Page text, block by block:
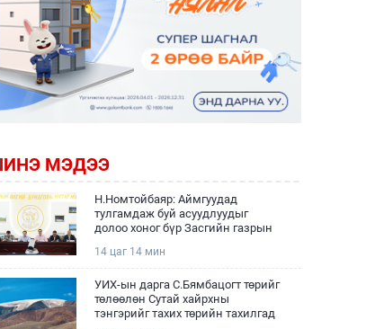
МЭДЭЭ
Н.Номтойбаяр: Аймгуудад
тулгамдаж буй асуудлуудыг
долоо хоног бүр Засгийн газрын
шийдвэрлүүлнэ
14 цаг 14 мин
УИХ-ын дарга С.Бямбацогт төрийг
төлөөлөн Сутай хайрхны
тэнгэрийг тахих төрийн тахилгад